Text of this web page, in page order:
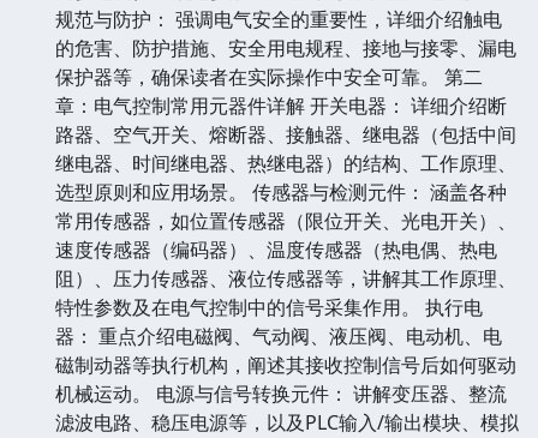
规范与防护： 强调电气安全的重要性，详细介绍触电
的危害、防护措施、安全用电规程、接地与接零、漏电
保护器等，确保读者在实际操作中安全可靠。 第二
章：电气控制常用元器件详解 开关电器： 详细介绍断
路器、空气开关、熔断器、接触器、继电器（包括中间
继电器、时间继电器、热继电器）的结构、工作原理、
选型原则和应用场景。 传感器与检测元件： 涵盖各种
常用传感器，如位置传感器（限位开关、光电开关）、
速度传感器（编码器）、温度传感器（热电偶、热电
阻）、压力传感器、液位传感器等，讲解其工作原理、
特性参数及在电气控制中的信号采集作用。 执行电
器： 重点介绍电磁阀、气动阀、液压阀、电动机、电
磁制动器等执行机构，阐述其接收控制信号后如何驱动
机械运动。 电源与信号转换元件： 讲解变压器、整流
滤波电路、稳压电源等，以及PLC输入/输出模块、模拟